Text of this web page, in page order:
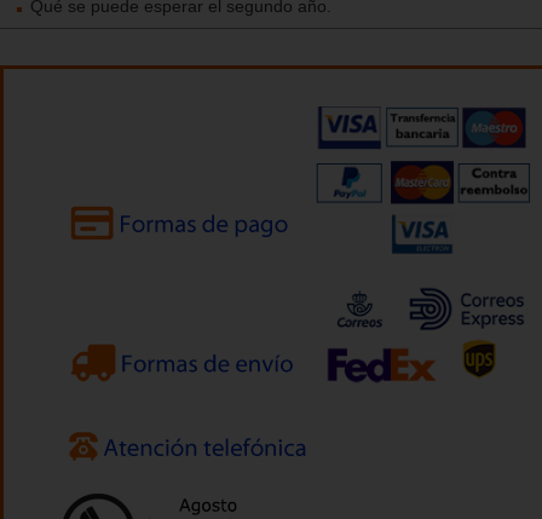
Qué se puede esperar el segundo año.